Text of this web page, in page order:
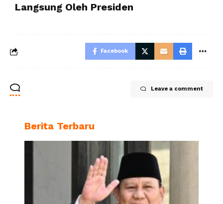
Langsung Oleh Presiden
Facebook
Leave a comment
Berita Terbaru